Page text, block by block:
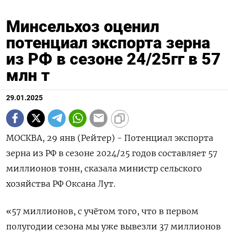
Минсельхоз оценил
потенциал экспорта зерна
из РФ в сезоне 24/25гг в 57
млн т
29.01.2025
МОСКВА, 29 янв (Рейтер) - Потенциал экспорта
зерна из РФ в сезоне 2024/25 годов составляет 57
миллионов тонн, сказала министр сельского
хозяйства РФ Оксана Лут.
«57 миллионов, с учётом того, что в первом
полугодии сезона мы уже вывезли 37 миллионов